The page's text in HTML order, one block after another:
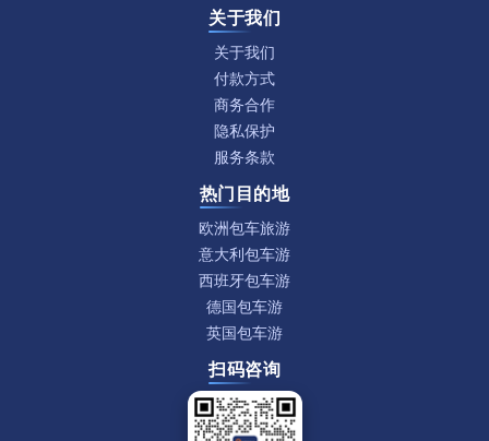
关于我们
关于我们
付款方式
商务合作
隐私保护
服务条款
热门目的地
欧洲包车旅游
意大利包车游
西班牙包车游
德国包车游
英国包车游
扫码咨询